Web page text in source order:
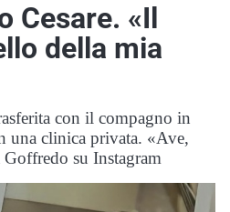
Cesare. «Il
della mia
con il compagno in
una clinica privata. «Ave,
Goffredo su Instagram